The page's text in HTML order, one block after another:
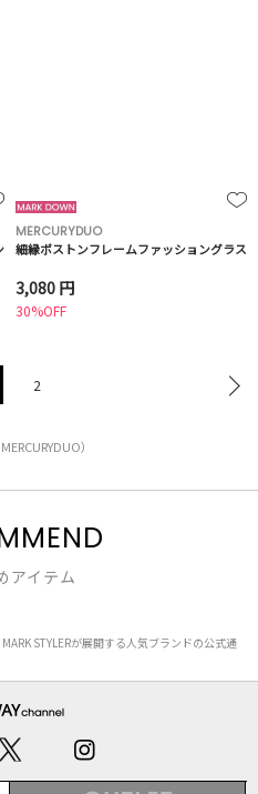
MERCURYDUO
細縁ボストンフレームファッショングラス
3,080 円
30%OFF
2
）
アイテム
STYLERが展開する人気ブランドの公式通